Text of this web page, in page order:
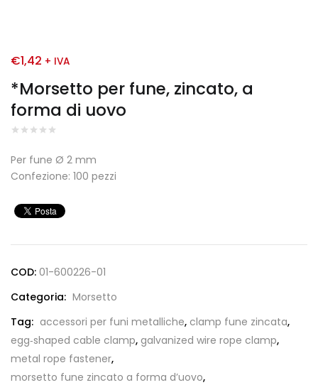
*Morsetto per fune, zincato, a
forma di uovo
€1,42 + IVA
Per fune Ø 2 mm
Confezione: 100 pezzi
COD: 01-600226-01
Categoria: Morsetto
Tag: accessori per funi metalliche, clamp fune zincata,
egg‑shaped cable clamp, galvanized wire rope clamp,
metal rope fastener,
morsetto fune zincato a forma d’uovo,